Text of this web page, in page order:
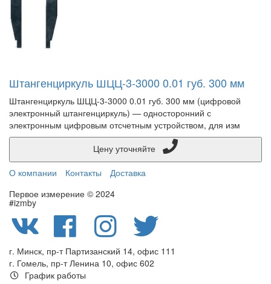
Штангенциркуль ШЦЦ-3-3000 0.01 губ. 300 мм
Штангенциркуль ШЦЦ-3-3000 0.01 губ. 300 мм (цифровой
электронный штангенциркуль) — односторонний с
электронным цифровым отсчетным устройством, для изм
О компании
Контакты
Доставка
Первое измерение © 2024
#izmby
г. Минск, пр-т Партизанский 14, офис 111
г. Гомель, пр-т Ленина 10, офис 602
График работы